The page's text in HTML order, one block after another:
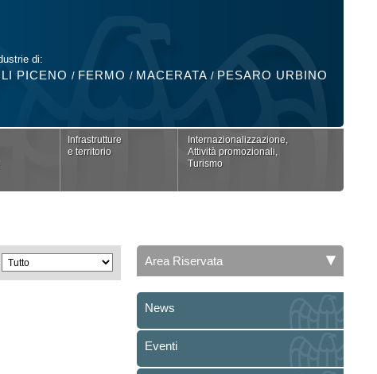
di:
PICENO / FERMO / MACERATA / PESARO URBINO
Infrastrutture
e territorio
Internazionalizzazione,
Attività promozionali,
Turismo
Area Riservata
News
Eventi